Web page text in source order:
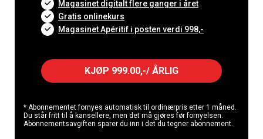
Magasinet digitalt flere ganger i året
Gratis onlinekurs
Magasinet Apéritif i posten verdi 998,-
KJØP 999.00,-/ ÅRLIG
* Abonnementet fornyes automatisk til ordinærpris etter 1 måned.
Du står fritt til å kansellere, men det må gjøres før fornyelsen.
Abonnementsavgiften sparer du inn i det du tegner abonnement.